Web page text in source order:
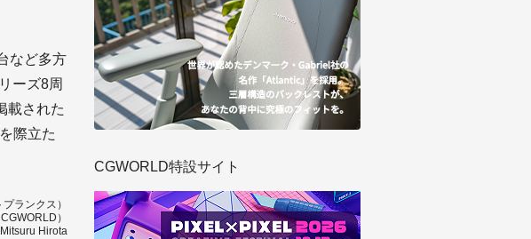
など多方
ーズ8周
載された
際立た
ランクス）
）
Hirota
CGWORLD特設サイト